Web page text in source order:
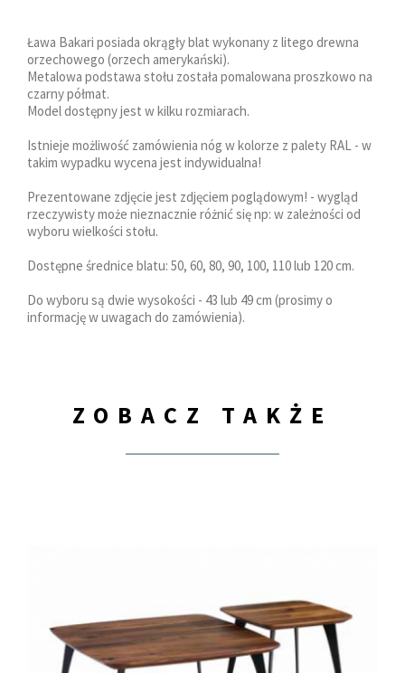
Ława Bakari posiada okrągły blat wykonany z litego drewna
orzechowego (orzech amerykański).
Metalowa podstawa stołu została pomalowana proszkowo na
czarny półmat.
Model dostępny jest w kilku rozmiarach.
Istnieje możliwość zamówienia nóg w kolorze z palety RAL - w
takim wypadku wycena jest indywidualna!
Prezentowane zdjęcie jest zdjęciem poglądowym! - wygląd
rzeczywisty może nieznacznie różnić się np: w zależności od
wyboru wielkości stołu.
Dostępne średnice blatu: 50, 60, 80, 90, 100, 110 lub 120 cm.
Do wyboru są dwie wysokości - 43 lub 49 cm (prosimy o
informację w uwagach do zamówienia).
ZOBACZ TAKŻE